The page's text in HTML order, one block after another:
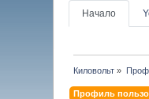
Начало
Киловольт »
Профиль